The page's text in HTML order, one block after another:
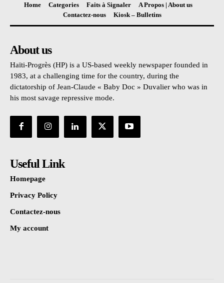
Home Categories Faits à Signaler
A Propos | About us
Contactez-nous
Kiosk – Bulletins
About us
Haïti-Progrès (HP) is a US-based weekly newspaper founded in
1983, at a challenging time for the country, during the
dictatorship of Jean-Claude « Baby Doc » Duvalier who was in
his most savage repressive mode.
Useful Link
Homepage
Privacy Policy
Contactez-nous
My account